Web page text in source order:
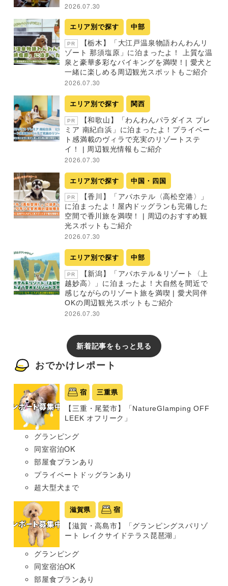
2026.07.30
エリア別で探す 中部
PR
【栃木】「大江戸温泉物語わんわんリ
ゾート 那須塩原」に泊まったよ！ 上質な温
泉と豪華多彩なバイキングを満喫！| 愛犬と
一緒に楽しめる周辺観光スポットもご紹介
2026.07.30
エリア別で探す 関西
PR
【和歌山】「わんわんパラダイス プレ
ミア 南紀白浜」に泊まったよ！プライベー
ト感満載のヴィラで充実のリゾートステ
イ！ | 周辺観光情報もご紹介
2026.07.30
エリア別で探す 中国・四国
PR
【香川】「アパホテル〈高松空港〉」
に泊まったよ！屋内ドッグランも完備した
空間で香川旅を満喫！ | 周辺のおすすめ観
光スポットもご紹介
2026.07.30
エリア別で探す 中部
PR
【新潟】「アパホテル＆リゾート〈上
越妙高〉」に泊まったよ！大自然を間近で
感じながらのリゾート旅を満喫 | 愛犬同伴
OKの周辺観光スポットもご紹介
2026.07.30
新着記事をもっと見る
おでかけレポート
宿 三重県
【三重・尾鷲市】「NatureGlamping OFF
LEEK オフリーク」
グランピング
同室宿泊OK
部屋食プランあり
プライベートドッグランあり
超大型犬まで
滋賀県 宿
【滋賀・高島市】「グランピングスパリゾ
ート レイクサイドテラス琵琶湖」
グランピング
同室宿泊OK
部屋食プランあり